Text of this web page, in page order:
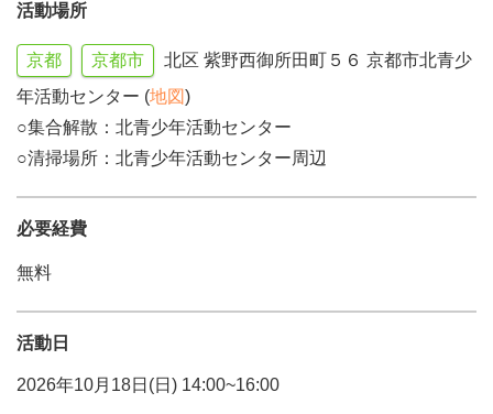
活動場所
京都 京都市
北区 紫野西御所田町５６ 京都市北青少
年活動センター (地図)
○集合解散：北青少年活動センター
○清掃場所：北青少年活動センター周辺
必要経費
無料
活動日
2026年10月18日(日) 14:00~16:00